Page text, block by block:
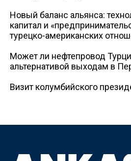
Новый баланс альянса:
капитал и
турецко-американских
Может ли нефтепровод
альтернативой выходам в
Визит колумбийского